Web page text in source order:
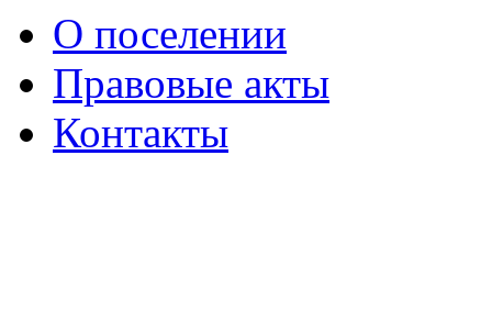
О поселении
Правовые акты
Контакты